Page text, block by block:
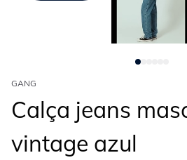
GANG
Calça jeans
vintage azul